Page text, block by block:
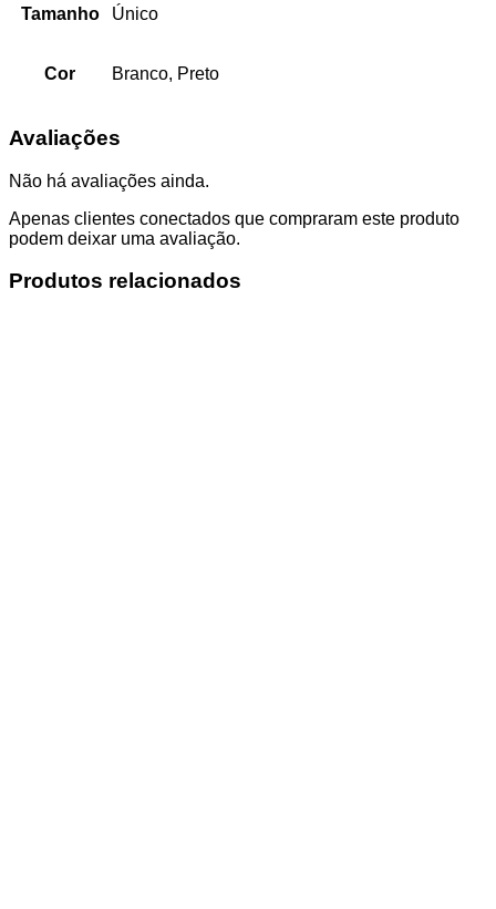
Tamanho Único
Cor Branco, Preto
Avaliações
Não há avaliações ainda.
Apenas clientes conectados que compraram este produto
podem deixar uma avaliação.
Produtos relacionados